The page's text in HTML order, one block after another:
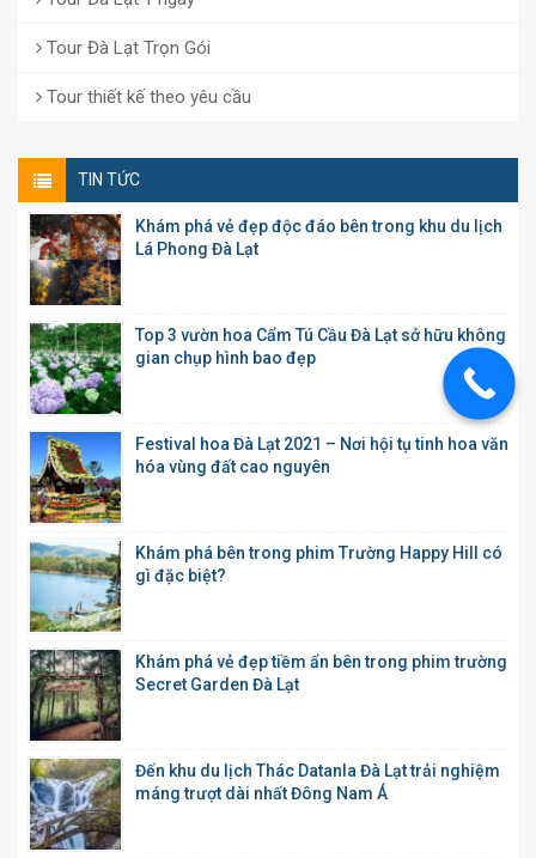
Tour Đà Lạt Trọn Gói
Tour thiết kế theo yêu cầu
TIN TỨC
Khám phá vẻ đẹp độc đáo bên trong khu du lịch
Lá Phong Đà Lạt
Top 3 vườn hoa Cẩm Tú Cầu Đà Lạt sở hữu không
gian chụp hình bao đẹp
Festival hoa Đà Lạt 2021 – Nơi hội tụ tinh hoa văn
hóa vùng đất cao nguyên
Khám phá bên trong phim Trường Happy Hill có
gì đặc biệt?
Khám phá vẻ đẹp tiềm ẩn bên trong phim trường
Secret Garden Đà Lạt
Đến khu du lịch Thác Datanla Đà Lạt trải nghiệm
máng trượt dài nhất Đông Nam Á